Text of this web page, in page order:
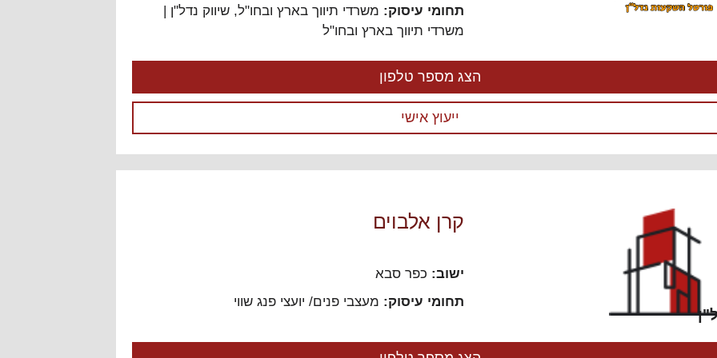
הנדסה ונדל"ן
מכן, חזרו לדף זה והלחצן
הראשון בפורום.
לפורום
ומטבע הדברים לא יכול להיות
חף מטעויות. היעוץ אינו מהווה
רוצים להתייעץ?
לחצו בחלק הכי העליון של האתר
על "התחברות" (אם כבר
נרשמתם בעבר) או "הרשמה".
לאחר מכן, חזרו לדף זה והלחצן
ראשית, לחצו בחלק הכי העליון
מעל הנושא הראשון בפורום.
ראשוני בלבד, ומטבע הדברים
תחומי עיסוק: משרדי תיווך בארץ ובחו"ל,שיווק נדל"ן |
משרדי תיווך בארץ ובחו"ל
הצג מספר טלפון
ייעוץ אישי
קרן אלבוים
ישוב: כפר סבא
תחומי עיסוק: מעצבי פנים/ יועצי פנג שווי